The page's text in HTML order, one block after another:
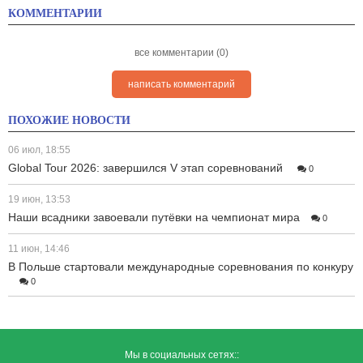
КОММЕНТАРИИ
все комментарии (0)
написать комментарий
ПОХОЖИЕ НОВОСТИ
06 июл, 18:55
Global Tour 2026: завершился V этап соревнований 0
19 июн, 13:53
Наши всадники завоевали путёвки на чемпионат мира 0
11 июн, 14:46
В Польше стартовали международные соревнования по конкуру
0
Мы в социальных сетях::